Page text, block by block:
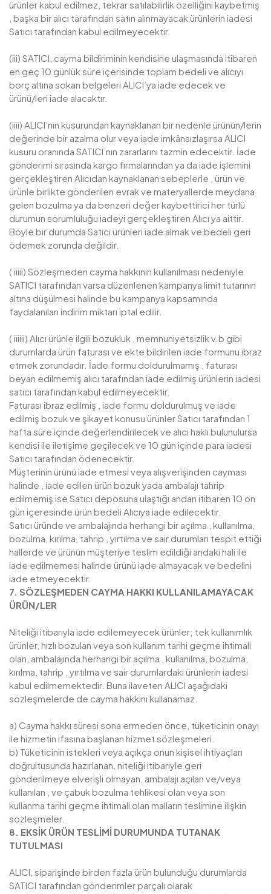
ürünler kabul edilmez, tekrar satılabilirlik özelliğini kaybetmiş
, başka bir alıcı tarafından satın alınmayacak ürünlerin iadesi
Satıcı tarafından kabul edilmeyecektir.
(iii) SATICI, cayma bildiriminin kendisine ulaşmasında itibaren
en geç 10 günlük süre içerisinde toplam bedeli ve alıcıyı
borç altına sokan belgeleri ALICI’ya iade edecek ve
ürünü/leri iade alacaktır.
(iiii) ALICI’nın kusurundan kaynaklanan bir nedenle ürünün/lerin
değerinde bir azalma olur veya iade imkânsızlaşırsa ALICI
kusuru oranında SATICI’nın zararlarını tazmin edecektir. İade
gönderimi sırasında kargo firmalarından ya da iade işlemini
gerçekleştiren Alıcıdan kaynaklanan sebeplerle , ürün ve
ürünle birlikte gönderilen evrak ve materyallerde meydana
gelen bozulma ya da benzeri değer kaybettirici her türlü
durumun sorumluluğu iadeyi gerçekleştiren Alıcı ya aittir.
Böyle bir durumda Satıcı ürünleri iade almak ve bedeli geri
ödemek zorunda değildir.
( iiiii) Sözleşmeden cayma hakkının kullanılması nedeniyle
SATICI tarafından varsa düzenlenen kampanya limit tutarının
altına düşülmesi halinde bu kampanya kapsamında
faydalanılan indirim miktarı iptal edilir.
( iiiiii) Alıcı ürünle ilgili bozukluk , memnuniyetsizlik v.b gibi
durumlarda ürün faturası ve ekte bildirilen iade formunu ibraz
etmek zorundadır. İade formu doldurulmamış , faturası
beyan edilmemiş alıcı tarafından iade edilmiş ürünlerin iadesi
satıcı tarafından kabul edilmeyecektir.
Faturası ibraz edilmiş , iade formu doldurulmuş ve iade
edilmiş bozuk ve şikayet konusu ürünler Satıcı tarafından 1
hafta süre içinde değerlendirilecek ve alıcı haklı bulunulursa
kendisi ile iletişime geçilecek ve 10 gün içinde para iadesi
Satıcı tarafından ödenecektir.
Müşterinin ürünü iade etmesi veya alışverişinden cayması
halinde , iade edilen ürün bozuk yada ambalajı tahrip
edilmemiş ise Satıcı deposuna ulaştığı andan itibaren 10 on
gün içeresinde ürün bedeli Alıcıya iade edilecektir.
Satıcı üründe ve ambalajında herhangi bir açılma , kullanılma,
bozulma, kırılma, tahrip , yırtılma ve sair durumları tespit ettiği
hallerde ve ürünün müşteriye teslim edildiği andaki hali ile
iade edilmemesi halinde ürünü iade almayacak ve bedelini
iade etmeyecektir.
7. SÖZLEŞMEDEN CAYMA HAKKI KULLANILAMAYACAK
ÜRÜN/LER
Niteliği itibarıyla iade edilemeyecek ürünler; tek kullanımlık
ürünler, hızlı bozulan veya son kullanım tarihi geçme ihtimali
olan, ambalajında herhangi bir açılma , kullanılma, bozulma,
kırılma, tahrip , yırtılma ve sair durumlardaki ürünlerin iadesi
kabul edilmemektedir. Buna ilaveten ALICI aşağıdaki
sözleşmelerde de cayma hakkını kullanamaz.
a) Cayma hakkı süresi sona ermeden önce, tüketicinin onayı
ile hizmetin ifasına başlanan hizmet sözleşmeleri.
b) Tüketicinin istekleri veya açıkça onun kişisel ihtiyaçları
doğrultusunda hazırlanan, niteliği itibariyle geri
gönderilmeye elverişli olmayan, ambalajı açılan ve/veya
kullanılan , ve çabuk bozulma tehlikesi olan veya son
kullanma tarihi geçme ihtimali olan malların teslimine ilişkin
sözleşmeler.
8. EKSİK ÜRÜN TESLİMİ DURUMUNDA TUTANAK
TUTULMASI
ALICI, siparişinde birden fazla ürün bulunduğu durumlarda
SATICI tarafından gönderimler parçalı olarak